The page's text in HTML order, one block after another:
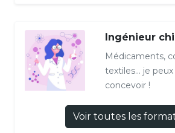
Ingénieur
Médicaments,
textiles… je
concevoir !
Voir toutes les